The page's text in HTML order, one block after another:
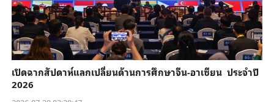
เปิดฉากสัปดาห์แลกเปลี่ยนด้านการศึกษาจีน-อาเซียน ประจำปี
2026